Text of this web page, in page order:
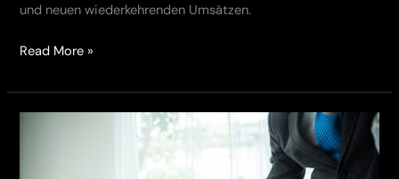
und neuen wiederkehrenden Umsätzen.
Read More »